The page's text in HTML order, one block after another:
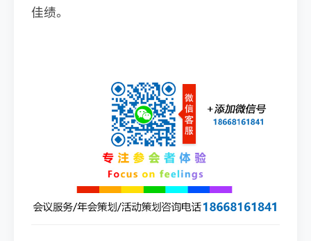
佳绩。